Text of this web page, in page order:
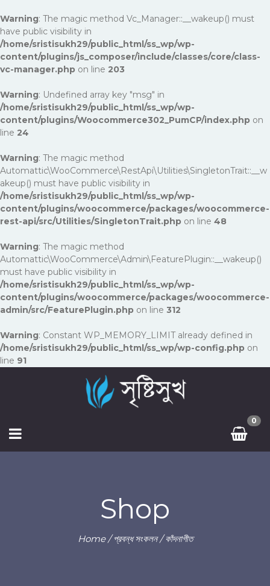
Warning: The magic method Vc_Manager::__wakeup() must
have public visibility in
/home/sristisukh29/public_html/ss_wp/wp-
content/plugins/js_composer/include/classes/core/class-
vc-manager.php on line 203
Warning: Undefined array key "msg" in
/home/sristisukh29/public_html/ss_wp/wp-
content/plugins/Woocommerce302_PumCP/index.php on
line 24
Warning: The magic method
Automattic\WooCommerce\RestApi\Utilities\SingletonTrait::__w
akeup() must have public visibility in
/home/sristisukh29/public_html/ss_wp/wp-
content/plugins/woocommerce/packages/woocommerce-
rest-api/src/Utilities/SingletonTrait.php on line 48
Warning: The magic method
Automattic\WooCommerce\Admin\FeaturePlugin::__wakeup()
must have public visibility in
/home/sristisukh29/public_html/ss_wp/wp-
content/plugins/woocommerce/packages/woocommerce-
admin/src/FeaturePlugin.php on line 312
Warning: Constant WP_MEMORY_LIMIT already defined in
/home/sristisukh29/public_html/ss_wp/wp-config.php on
line 91
0
Shop
Home/প্রবন্ধ সংকলন/ কাঁদনাগীত